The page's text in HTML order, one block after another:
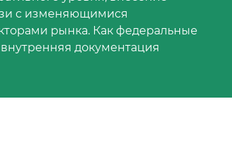
с изменяющимися
рынка. Как федеральные
документация